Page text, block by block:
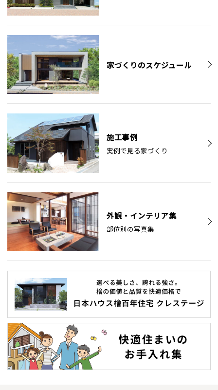
家づくりのスケジュール
施工事例
実例で見る家づくり
外観・インテリア集
部位別の写真集